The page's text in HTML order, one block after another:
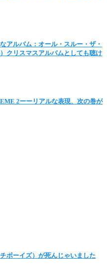
アルバム：オール・スルー・ザ・
クリスマスアルバムとしても聴け
2ーーリアルな表現、次の巻が
ボーイズ）が死んじゃいました